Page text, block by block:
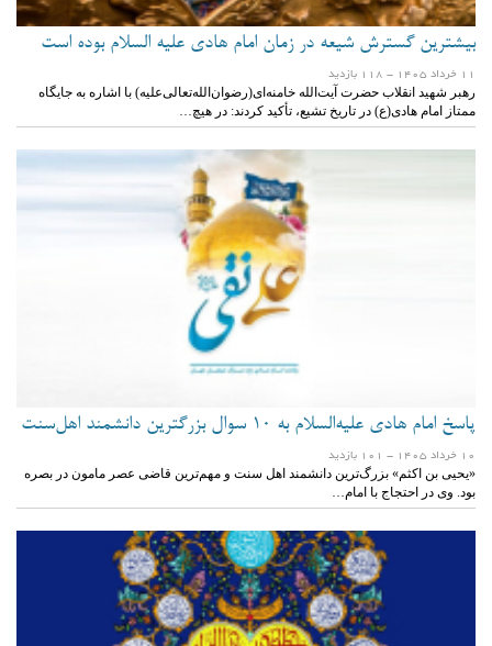
بیشترین گسترش شیعه در زمان امام هادی علیه السلام بوده است
11 خرداد 1405 - 118 بازدید
رهبر شهید انقلاب حضرت آیت‌الله خامنه‌ای(رضوان‌الله‌تعالی‌علیه) با اشاره به جایگاه
ممتاز امام هادی(ع) در تاریخ تشیع، تأکید کردند: در هیچ…
پاسخ امام هادی علیه‌السلام به ۱۰ سوال بزرگترین دانشمند اهل‌سنت
10 خرداد 1405 - 101 بازدید
«یحیی بن اکثم» بزرگ‌ترین دانشمند‎ اهل سنت و مهم‌ترین قاضی عصر مامون در بصره
بود. وی در احتجاج با امام…